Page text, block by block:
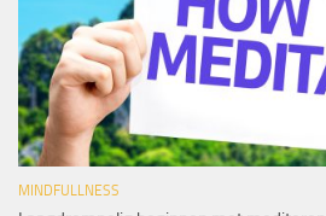
MINDFULLNESS